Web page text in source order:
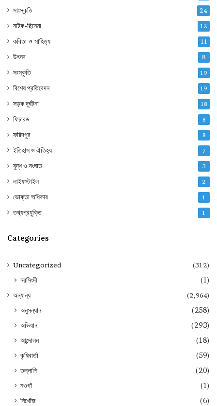
সাংস্কৃতি 24
নাটক-ছিনেমা 12
কবিতা ও সাহিত্য 11
উৎসব 8
সংস্কৃতি 19
বিশেষ প্রতিবেদন 19
সড়ক দূর্ঘটনা 18
ফিচারড 8
ফরিদপুর 8
ইতিহাস ও ঐতিহ্য 7
যুদ্ধ ও সংঘাত 3
লাইফস্টাইল 2
ভোক্তা অধিকার 1
তথ্যপ্রযুক্তি 1
Categories
Uncategorized (312)
নরসিংদী (1)
অন্যান্য (2,964)
অনুসন্ধান
(258)
অভিযান
(293)
আন্দোলন
(18)
কৃষিবার্তা
(59)
তল্লাশি
(20)
নওগাঁ
(1)
নিখোঁজ
(6)